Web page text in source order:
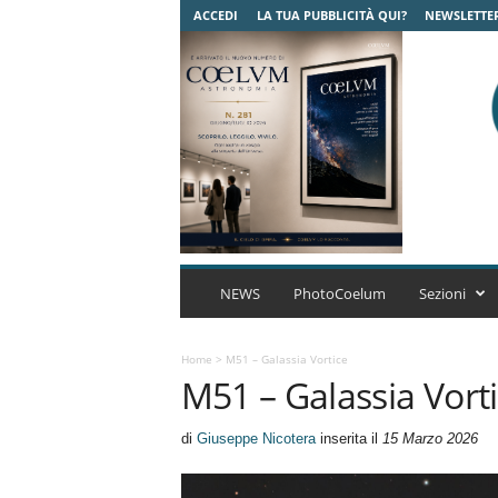
ACCEDI LA TUA PUBBLICITÀ QUI?
C
A
r
NEWS PhotoCoelum Sezioni
Home > M51 – Galassia Vortice
M51 – Galassia
di Giuseppe Nicoterainserita il 15 Marzo 2026